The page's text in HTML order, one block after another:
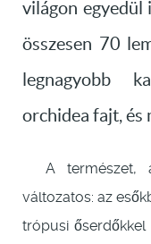
világon
összesen 70
legnagyobb
orchidea fajt, és
A természet,
változatos: az
trópusi